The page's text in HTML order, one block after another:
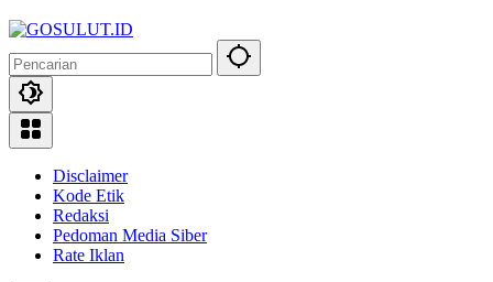
Disclaimer
Kode Etik
Redaksi
Pedoman Media Siber
Rate Iklan